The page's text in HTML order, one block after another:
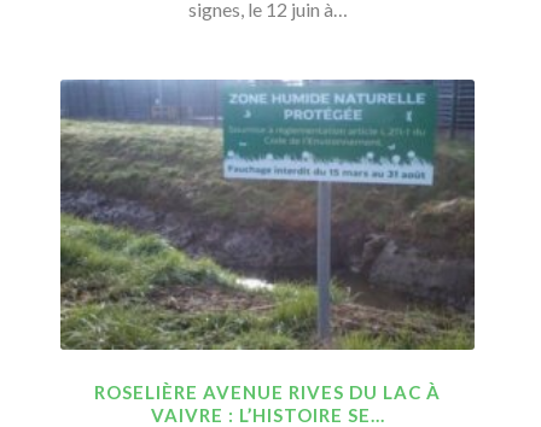
signes, le 12 juin à…
ROSELIÈRE AVENUE RIVES DU LAC À
VAIVRE : L’HISTOIRE SE…